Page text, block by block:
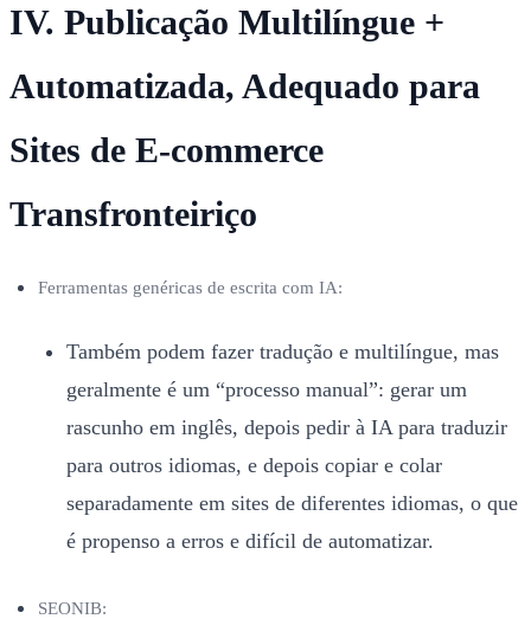
IV. Publicação Multilíngue +
Automatizada, Adequado para
Sites de E-commerce
Transfronteiriço
Ferramentas genéricas de escrita com IA:
Também podem fazer tradução e multilíngue, mas
geralmente é um “processo manual”: gerar um
rascunho em inglês, depois pedir à IA para traduzir
para outros idiomas, e depois copiar e colar
separadamente em sites de diferentes idiomas, o que
é propenso a erros e difícil de automatizar.
SEONIB: